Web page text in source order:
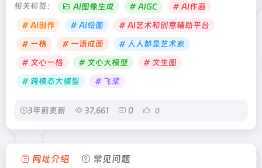
相关标签： AI图像生成 # AIGC
# AI作画
# AI创作
# AI绘画
# AI艺术和创意辅助平台
# 一格
# 一语成画
# 人人都是艺术家
# 文心一格
# 文心大模型
# 文生图
# 跨模态大模型
# 飞桨
3年前更新 37,661 0 0
网址介绍 常见问题